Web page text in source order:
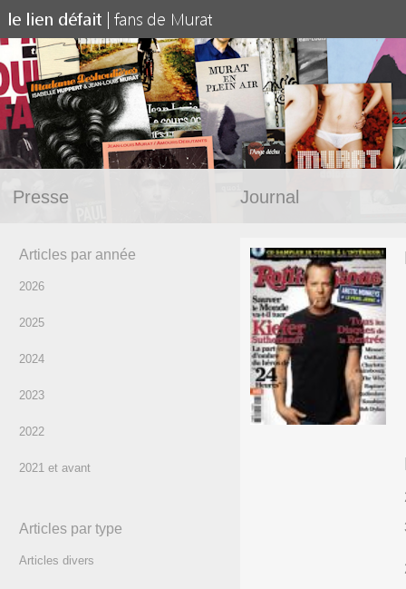
Presse Journal
Articles par année
2026
2025
2024
2023
2022
2021 et avant
Articles par type
Articles divers